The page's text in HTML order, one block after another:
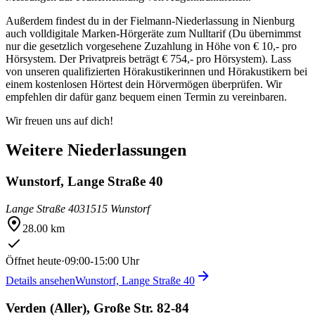
Außerdem findest du in der Fielmann-Niederlassung in Nienburg
auch volldigitale Marken-Hörgeräte zum Nulltarif (Du übernimmst
nur die gesetzlich vorgesehene Zuzahlung in Höhe von € 10,- pro
Hörsystem. Der Privatpreis beträgt € 754,- pro Hörsystem). Lass
von unseren qualifizierten Hörakustikerinnen und Hörakustikern bei
einem kostenlosen Hörtest dein Hörvermögen überprüfen. Wir
empfehlen dir dafür ganz bequem einen Termin zu vereinbaren.
Wir freuen uns auf dich!
Weitere Niederlassungen
Wunstorf, Lange Straße 40
Lange Straße 4031515 Wunstorf
28.00 km
Öffnet heute·09:00-15:00 Uhr
Details ansehenWunstorf, Lange Straße 40
Verden (Aller), Große Str. 82-84